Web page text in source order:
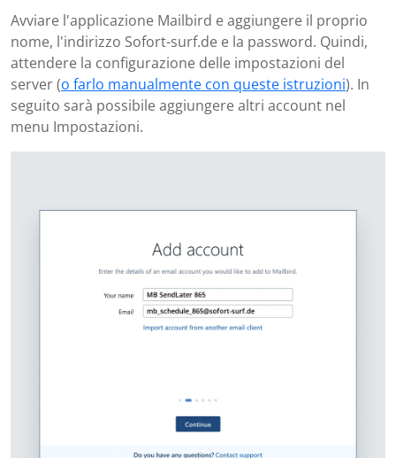
Avviare l'applicazione Mailbird e aggiungere il proprio
nome, l'indirizzo Sofort-surf.de e la password. Quindi,
attendere la configurazione delle impostazioni del
server (o farlo manualmente con queste istruzioni). In
seguito sarà possibile aggiungere altri account nel
menu Impostazioni.